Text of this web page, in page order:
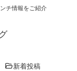
チ情報をご紹介
新着投稿